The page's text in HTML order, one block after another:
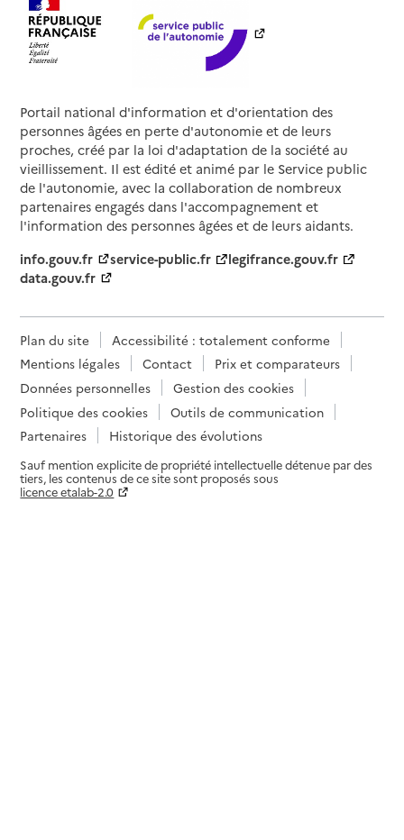
Portail national d'information et d'orientation des
personnes âgées en perte d'autonomie et de leurs
proches, créé par la loi d'adaptation de la société au
vieillissement. Il est édité et animé par le Service public
de l'autonomie, avec la collaboration de nombreux
partenaires engagés dans l'accompagnement et
l'information des personnes âgées et de leurs aidants.
info.gouv.fr
service-public.fr
legifrance.gouv.fr
data.gouv.fr
Plan du site
Accessibilité : totalement conforme
Mentions légales
Contact
Prix et comparateurs
Données personnelles
Gestion des cookies
Politique des cookies
Outils de communication
Partenaires
Historique des évolutions
Sauf mention explicite de propriété intellectuelle détenue par des
tiers, les contenus de ce site sont proposés sous
licence etalab-2.0